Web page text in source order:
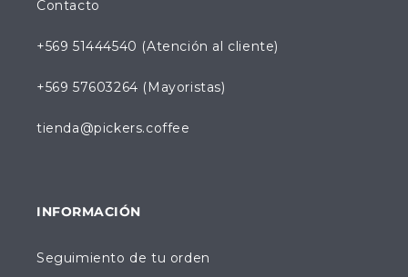
Contacto
+569 51444540 (Atención al cliente)
+569 57603264 (Mayoristas)
tienda@pickers.coffee
INFORMACIÓN
Seguimiento de tu orden